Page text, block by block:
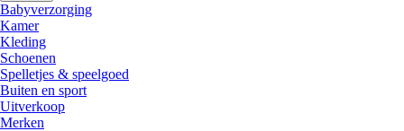
Babyverzorging
Kamer
Kleding
Schoenen
Spelletjes & speelgoed
Buiten en sport
Uitverkoop
Merken